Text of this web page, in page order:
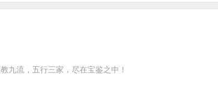
九流，五行三家，尽在宝鉴之中！